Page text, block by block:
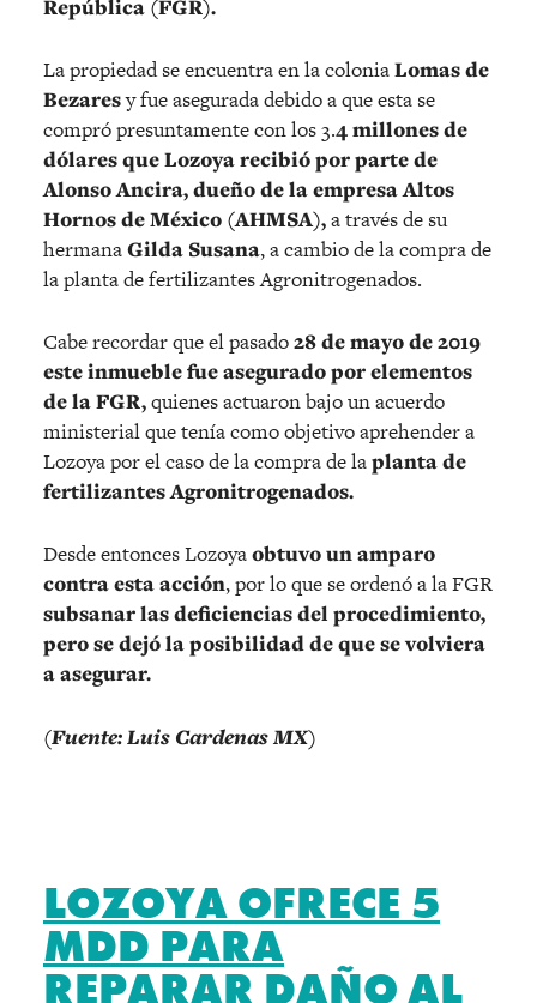
República (FGR).
La propiedad se encuentra en la coloniaLomas de
Bezaresy fue asegurada debido a que esta se
compró presuntamente con los 3.4 millones de
dólares que Lozoya recibió por parte de
Alonso Ancira, dueño de la empresa Altos
Hornos de México (AHMSA),a través de su
hermanaGilda Susana, a cambio de la compra de
la planta de fertilizantes Agronitrogenados.
Cabe recordar que el pasado28 de mayo de 2019
este inmueble fue asegurado por elementos
de la FGR,quienes actuaron bajo un acuerdo
ministerial que tenía como objetivo aprehender a
Lozoya por el caso de la compra de laplanta de
fertilizantes Agronitrogenados.
Desde entonces Lozoyaobtuvo un amparo
contra esta acción, por lo que se ordenó a la FGR
subsanar las deficiencias del procedimiento,
pero se dejó la posibilidad de que se volviera
a asegurar.
(Fuente: Luis Cardenas MX)
LOZOYA OFRECE 5
MDD PARA
REPARAR DAÑO AL